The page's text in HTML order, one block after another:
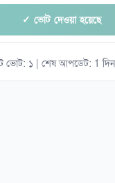
✓ ভোট দেওয়া হয়েছে
ভোট: ১ | শেষ আপডেট: 1